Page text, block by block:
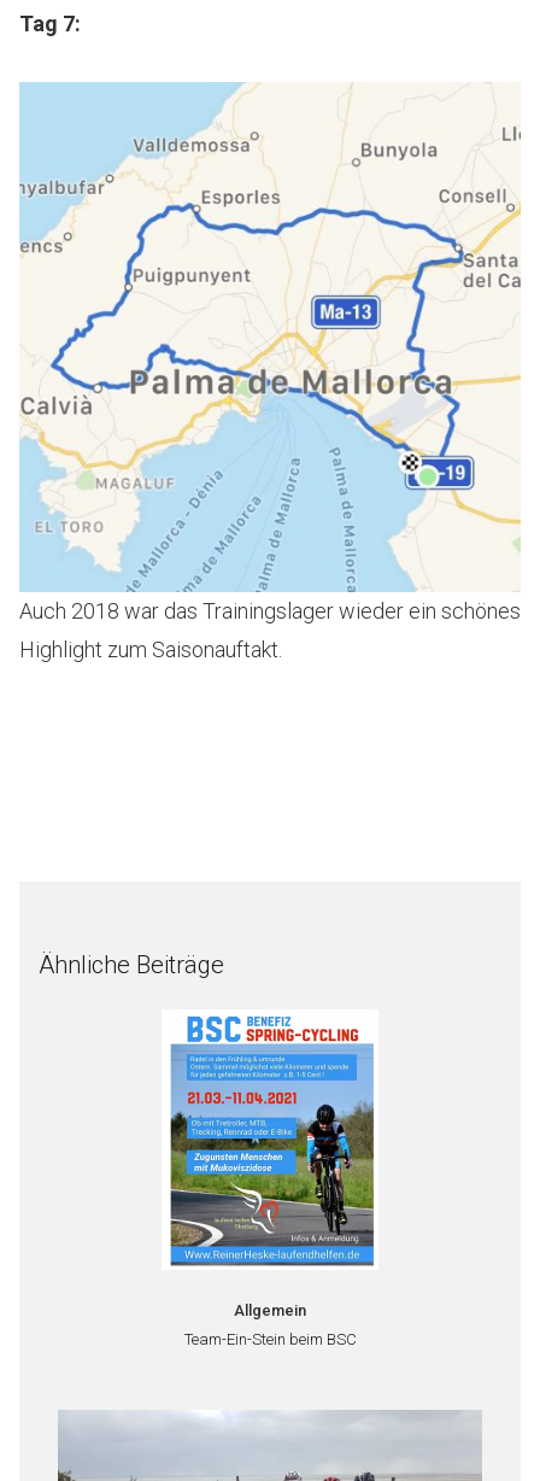
Tag 7:
Auch 2018 war das Trainingslager wieder ein schönes
Highlight zum Saisonauftakt.
Ähnliche Beiträge
Allgemein
Team-Ein-Stein beim BSC